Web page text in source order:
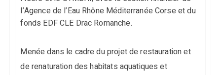
l’Agence de l’Eau Rhône Méditerranée Corse et du
fonds EDF CLE Drac Romanche.
Menée dans le cadre du projet de restauration et
de renaturation des habitats aquatiques et